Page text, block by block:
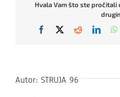
Hvala Vam što ste pročitali
Facebook
X Reddit
Autor: STRUJA 96